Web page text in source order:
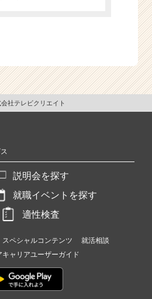
社テレビクリエイト
説明会を探す
就職イベントを探す
適性検査
スペシャルコンテンツ
就活相談
キャリアユーザーガイド